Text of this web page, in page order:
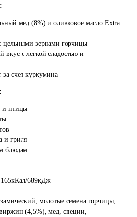
мед (8%) и оливковое масло Extra
цельными зернами горчицы
вкус с легкой сладостью и
за счет куркумина
и птицы
и гриля
блюдам
165кКал/689кДж
молотые семена горчицы,
виржин (4,5%), мед, специи,